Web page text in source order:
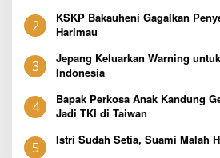
2
KSKP Bakauheni Gagalkan
Harimau
3
Jepang Keluarkan Warning
Indonesia
4
Bapak Perkosa Anak Kandung
Jadi TKI di Taiwan
5 Istri Sudah Setia, Suami Malah